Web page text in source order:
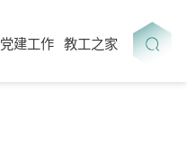
党建工作 教工之家